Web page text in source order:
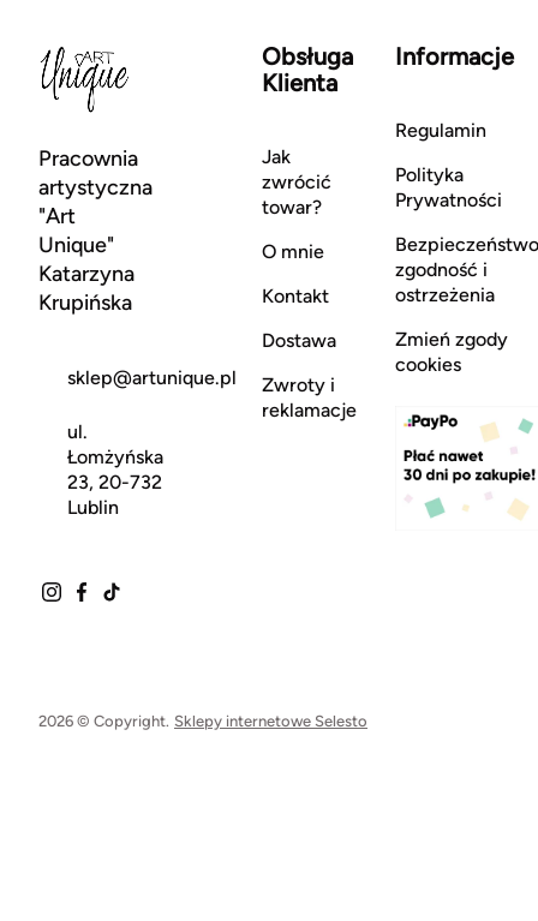
Pracownia
artystyczna
"Art
Unique"
Katarzyna
Krupińska
sklep@artunique.pl
ul.
Łomżyńska
23, 20-732
Lublin
Obsługa
Klienta
Jak
zwrócić
towar?
O mnie
Kontakt
Dostawa
Zwroty i
reklamacje
Informacje
Regulamin
Polityka
Prywatności
zgodność i
ostrzeżenia
Zmień zgody
cookies
2026 © Copyright. Sklepy internetowe Selesto